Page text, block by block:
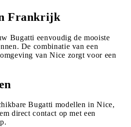
Frankrijk
Bugatti eenvoudig de mooiste
De combinatie van een
van Nice zorgt voor een
Bugatti modellen in Nice,
direct contact op met een